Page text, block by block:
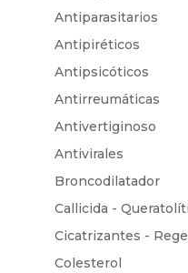
Antiparasitarios
Antipiréticos
Antipsicóticos
Antirreumáticas
Antivertiginoso
Antivirales
Broncodilatador
Callicida -
Cicatrizantes -
Colesterol